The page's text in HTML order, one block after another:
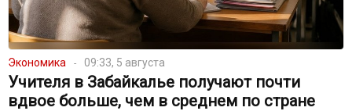
Экономика 09:33, 5 августа
Учителя в Забайкалье получают почти
вдвое больше, чем в среднем по стране